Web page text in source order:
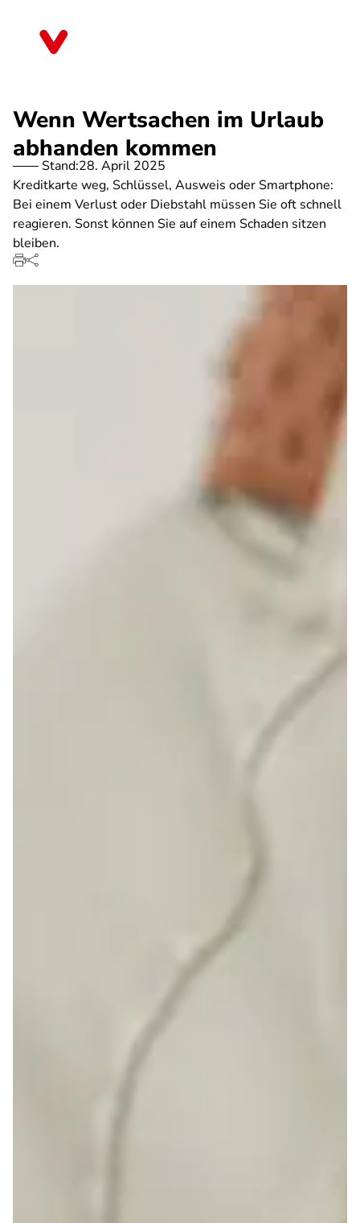
Wenn Wertsachen im Urlaub
abhanden kommen
Stand:28. April 2025
Kreditkarte weg, Schlüssel, Ausweis oder Smartphone:
Bei einem Verlust oder Diebstahl müssen Sie oft schnell
reagieren. Sonst können Sie auf einem Schaden sitzen
bleiben.